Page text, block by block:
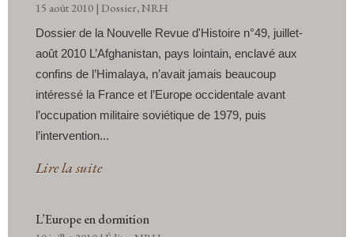
15 août 2010 | Dossier,NRH
Dossier de la Nouvelle Revue d'Histoire n°49, juillet-
août 2010 L’Afghanistan, pays lointain, enclavé aux
confins de l’Himalaya, n’avait jamais beaucoup
intéressé la France et l’Europe occidentale avant
l’occupation militaire soviétique de 1979, puis
l’intervention...
Lire la suite
L’Europe en dormition